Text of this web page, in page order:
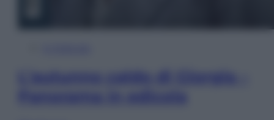
L’autunno caldo di Giorgia –